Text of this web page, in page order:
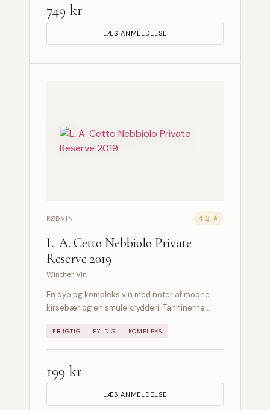
749 kr
LÆS ANMELDELSE
RØDVIN 4.2 ★
L. A. Cetto Nebbiolo Private
Reserve 2019
Winther Vin
En dyb og kompleks vin med noter af modne
kirsebær og en smule krydderi. Tanninerne…
FRUGTIG FYLDIG KOMPLEKS
199 kr
LÆS ANMELDELSE